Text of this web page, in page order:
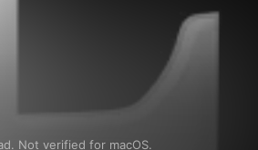
Not verified for macOS.